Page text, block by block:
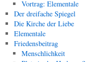
Vortrag: Elementale
Der dreifache Spiegel
Die Kirche der Liebe
Elementale
Friedensbeitrag
Menschlichkeit